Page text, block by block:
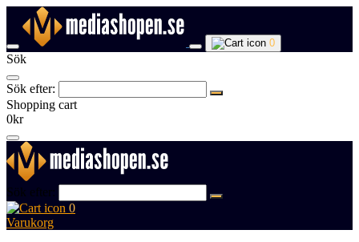
0
Sök
Sök efter:
Shopping cart
0kr
Sök efter:
0
Varukorg